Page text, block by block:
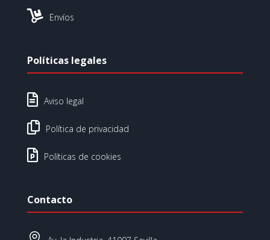
 Envíos
Políticas legales
 Aviso legal
 Política de privacidad
 Políticas de cookies
Contacto